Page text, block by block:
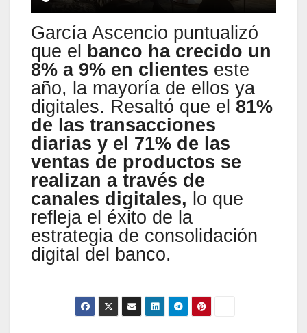
García Ascencio puntualizó
que el
banco ha crecido un
8% a 9% en clientes este
año, la mayoría de ellos ya
digitales. Resaltó que el 81%
de las transacciones
diarias y el 71% de las
ventas de productos se
realizan a través de
canales digitales, lo que
refleja el éxito de la
estrategia de consolidación
digital del banco.